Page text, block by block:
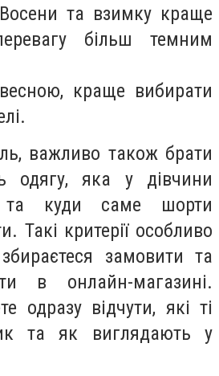
Восени та взимку краще
більш темним
краще вибирати
важливо також брати
одягу, яка у дівчини
та куди саме шорти
Такі критерії особливо
замовити та
в онлайн-магазині.
одразу відчути, які ті
та як виглядають у